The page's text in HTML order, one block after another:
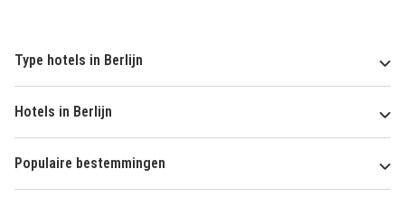
Type hotels in Berlijn
Hotels in Berlijn
Populaire bestemmingen